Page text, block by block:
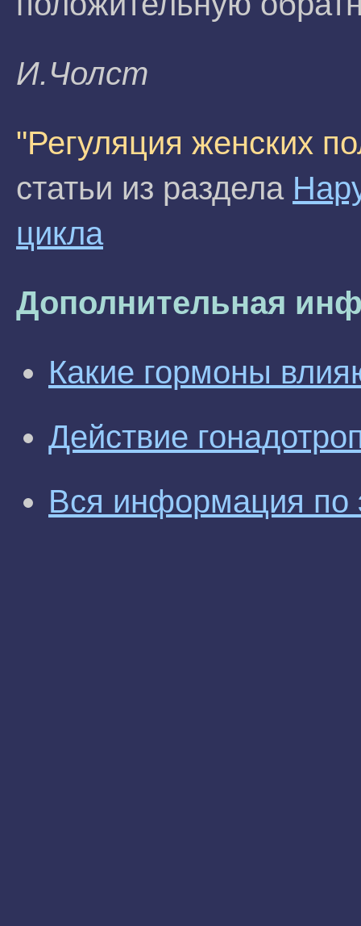
И.Чолст
"Регуляция женских
статьи из раздела
цикла
Дополнительная
Какие гормоны
Действие
Вся информация по